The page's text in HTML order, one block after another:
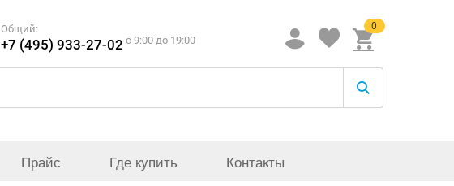
Общий:
+7 (495) 933-27-02 c 9:00 до 19:00
0
Прайс Где купить Контакты